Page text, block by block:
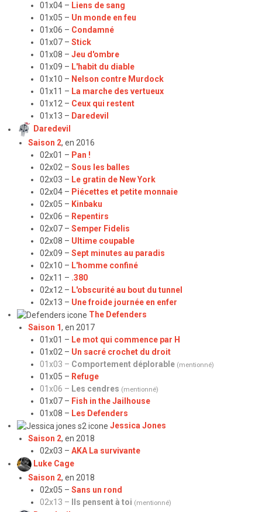
01x04 – Liens de sang
01x05 – Un monde en feu
01x06 – Condamné
01x07 – Stick
01x08 – Jeu d'ombre
01x09 – L'habit du diable
01x10 – Nelson contre Murdock
01x11 – La marche des vertueux
01x12 – Ceux qui restent
01x13 – Daredevil
Daredevil
Saison 2, en 2016
02x01 – Pan !
02x02 – Sous les balles
02x03 – Le gratin de New York
02x04 – Piécettes et petite monnaie
02x05 – Kinbaku
02x06 – Repentirs
02x07 – Semper Fidelis
02x08 – Ultime coupable
02x09 – Sept minutes au paradis
02x10 – L'homme confiné
02x11 – .380
02x12 – L'obscurité au bout du tunnel
02x13 – Une froide journée en enfer
The Defenders
Saison 1, en 2017
01x01 – Le mot qui commence par H
01x02 – Un sacré crochet du droit
01x03 – Comportement déplorable (mentionné)
01x05 – Refuge
01x06 – Les cendres (mentionné)
01x07 – Fish in the Jailhouse
01x08 – Les Defenders
Jessica Jones
Saison 2, en 2018
02x03 – AKA La survivante
Luke Cage
Saison 2, en 2018
02x05 – Sans un rond
02x13 –
Ils pensent à toi (mentionné)